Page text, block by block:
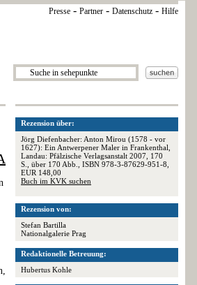
Presse - Partner - Datenschutz - Hilfe
Rezension über:
Jörg Diefenbacher: Anton Mirou (1578 - vor
1627): Ein Antwerpener Maler in Frankenthal,
Landau: Pfälzische Verlagsanstalt 2007, 170
S., über 170 Abb., ISBN 978-3-87629-951-8,
EUR 148,00
Buch im KVK suchen
Rezension von:
Stefan Bartilla
Nationalgalerie Prag
Redaktionelle Betreuung:
Hubertus Kohle